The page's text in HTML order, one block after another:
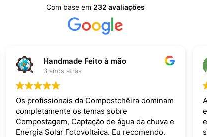
Com base em 232 avaliações
Handmade Feito à mão
3 anos atrás
Os profissionais da Compostchêira dominam
completamente os temas sobre
Compostagem, Captação de água da chuva e
Energia Solar Fotovoltaica. Eu recomendo.